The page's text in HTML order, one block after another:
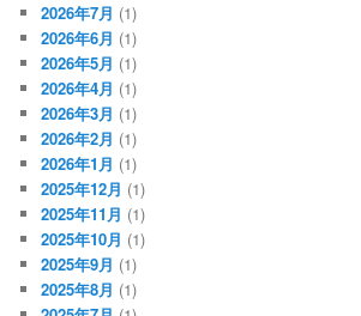
2026年7月 (1)
2026年6月 (1)
2026年5月 (1)
2026年4月 (1)
2026年3月 (1)
2026年2月 (1)
2026年1月 (1)
2025年12月 (1)
2025年11月 (1)
2025年10月 (1)
2025年9月 (1)
2025年8月 (1)